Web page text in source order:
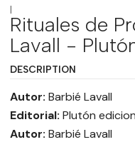
|
Rituales de
Lavall -
DESCRIPTION
Autor: Barbié Lavall
Editorial: Plutón
Autor: Barbié Lavall